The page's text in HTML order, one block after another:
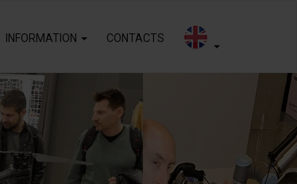
INFORMATION CONTACTS